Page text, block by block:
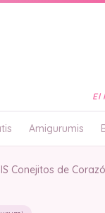
El
Amigurumis
Conejitos de